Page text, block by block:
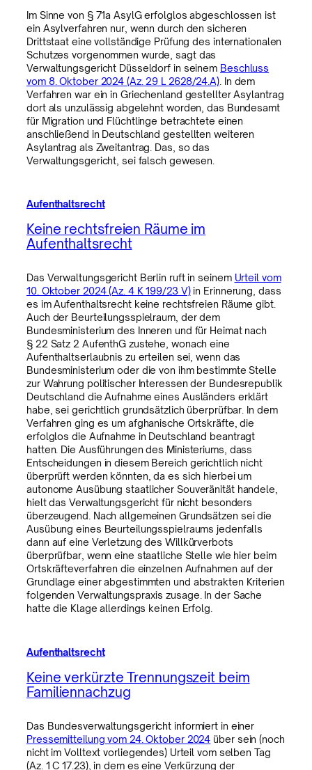
Im Sinne von § 71a AsylG erfolglos abgeschlossen ist
ein Asylverfahren nur, wenn durch den sicheren
Drittstaat eine vollständige Prüfung des internationalen
Schutzes vorgenommen wurde, sagt das
Verwaltungsgericht Düsseldorf in seinem Beschluss
vom 8. Oktober 2024 (Az. 29 L 2628/24.A) . In dem
Verfahren war ein in Griechenland gestellter Asylantrag
dort als unzulässig abgelehnt worden, das Bundesamt
für Migration und Flüchtlinge betrachtete einen
anschließend in Deutschland gestellten weiteren
Asylantrag als Zweitantrag. Das, so das
Verwaltungsgericht, sei falsch gewesen.
Aufenthaltsrecht
Keine rechtsfreien Räume im
Aufenthaltsrecht
Das Verwaltungsgericht Berlin ruft in seinem Urteil vom
10. Oktober 2024 (Az. 4 K 199/23 V)in Erinnerung, dass
es im Aufenthaltsrecht keine rechtsfreien Räume gibt.
Auch der Beurteilungsspielraum, der dem
Bundesministerium des Inneren und für Heimat nach
§ 22 Satz 2 AufenthG zustehe, wonach eine
Aufenthaltserlaubnis zu erteilen sei, wenn das
Bundesministerium oder die von ihm bestimmte Stelle
zur Wahrung politischer Interessen der Bundesrepublik
Deutschland die Aufnahme eines Ausländers erklärt
habe, sei gerichtlich grundsätzlich überprüfbar. In dem
Verfahren ging es um afghanische Ortskräfte, die
erfolglos die Aufnahme in Deutschland beantragt
hatten. Die Ausführungen des Ministeriums, dass
Entscheidungen in diesem Bereich gerichtlich nicht
überprüft werden könnten, da es sich hierbei um
autonome Ausübung staatlicher Souveränität handele,
hielt das Verwaltungsgericht für nicht besonders
überzeugend. Nach allgemeinen Grundsätzen sei die
Ausübung eines Beurteilungsspielraums jedenfalls
dann auf eine Verletzung des Willkürverbots
überprüfbar, wenn eine staatliche Stelle wie hier beim
Ortskräfteverfahren die einzelnen Aufnahmen auf der
Grundlage einer abgestimmten und abstrakten Kriterien
folgenden Verwaltungspraxis zusage. In der Sache
hatte die Klage allerdings keinen Erfolg.
Aufenthaltsrecht
Keine verkürzte Trennungszeit beim
Familiennachzug
Das Bundesverwaltungsgericht informiert in einer
Pressemitteilung vom 24. Oktober 2024 über sein (noch
nicht im Volltext vorliegendes) Urteil vom selben Tag
(Az. 1 C 17.23), in dem es eine Verkürzung der